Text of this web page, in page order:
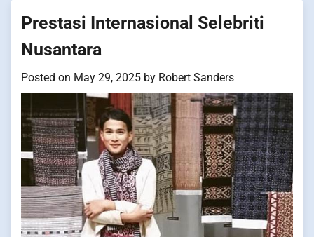
Prestasi Internasional Selebriti
Nusantara
Posted on May 29, 2025 by Robert Sanders